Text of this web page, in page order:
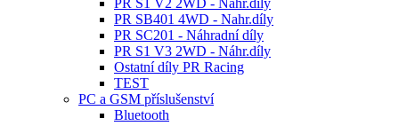
PR S1 V2 2WD - Náhr.díly
PR SB401 4WD - Nahr.díly
PR SC201 - Náhradní díly
PR S1 V3 2WD - Náhr.díly
Ostatní díly PR Racing
TEST
PC a GSM příslušenství
Bluetooth